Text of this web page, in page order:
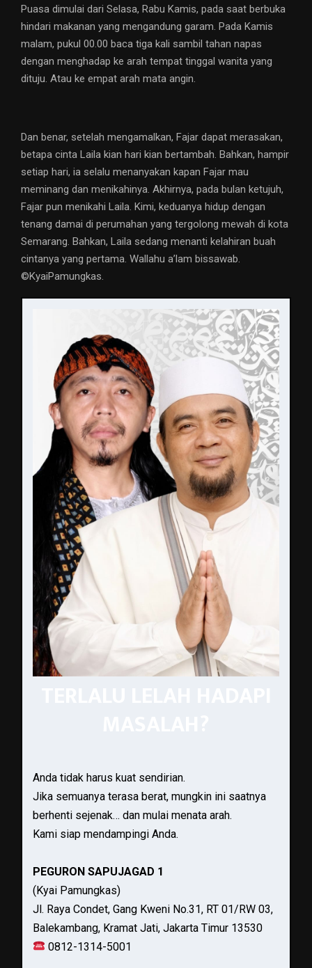
Puasa dimulai dari Selasa, Rabu Kamis, pada saat berbuka
hindari makanan yang mengandung garam. Pada Kamis
malam, pukul 00.00 baca tiga kali sambil tahan napas
dengan menghadap ke arah tempat tinggal wanita yang
dituju. Atau ke empat arah mata angin.
Dan benar, setelah mengamalkan, Fajar dapat merasakan,
betapa cinta Laila kian hari kian bertambah. Bahkan, hampir
setiap hari, ia selalu menanyakan kapan Fajar mau
meminang dan menikahinya. Akhirnya, pada bulan ketujuh,
Fajar pun menikahi Laila. Kimi, keduanya hidup dengan
tenang damai di perumahan yang tergolong mewah di kota
Semarang. Bahkan, Laila sedang menanti kelahiran buah
cintanya yang pertama. Wallahu a’lam bissawab.
©️KyaiPamungkas.
Anda tidak harus kuat sendirian.
Jika semuanya terasa berat, mungkin ini saatnya
berhenti sejenak… dan mulai menata arah.
Kami siap mendampingi Anda.
PEGURON SAPUJAGAD 1
(Kyai Pamungkas)
Jl. Raya Condet, Gang Kweni No.31, RT 01/RW 03,
Balekambang, Kramat Jati, Jakarta Timur 13530
0812-1314-5001